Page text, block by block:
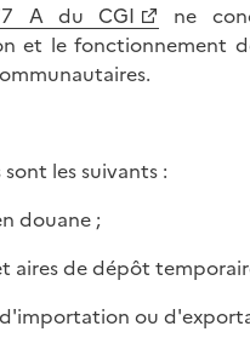
A du CGI
ne
et le fonctionnement
sont les suivants :
douane ;
aires de dépôt
ou